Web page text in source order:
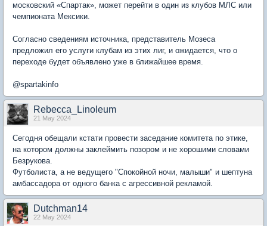
московский «Спартак», может перейти в один из клубов МЛС или
чемпионата Мексики.
Согласно сведениям источника, представитель Мозеса
предложил его услуги клубам из этих лиг, и ожидается, что о
переходе будет объявлено уже в ближайшее время.
@spartakinfo
Rebecca_Linoleum
21 May 2024
Сегодня обещали кстати провести заседание комитета по этике,
на котором должны заклеймить позором и не хорошими словами
Безрукова.
Футболиста, а не ведущего "Спокойной ночи, малыши" и шептуна
амбассадора от одного банка с агрессивной рекламой.
Dutchman14
22 May 2024